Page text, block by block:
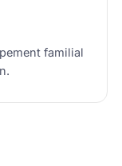
familial